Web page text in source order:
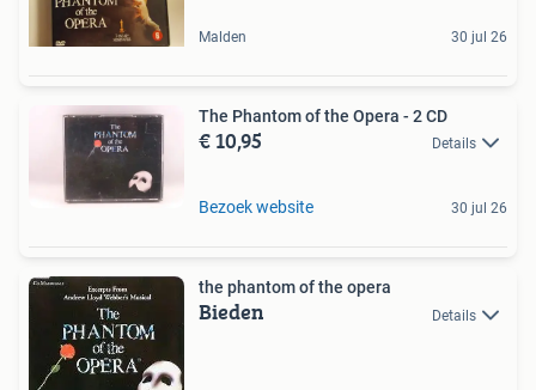
Malden 30 jul 26
The Phantom of the Opera - 2 CD
€ 10,95 Details
Bezoek website 30 jul 26
the phantom of the opera
Bieden Details